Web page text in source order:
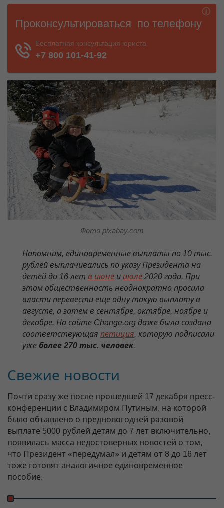
Фото pixabay.com
Напомним, единовременные выплаты по 10 тыс.
рублей выплачивались по указу Президента на
детей до 16 лет в июне и июле 2020 года. При
этом общественность неоднократно просила
власти перевести еще одну такую выплату в
августе, а затем в сентябре, октябре, ноябре и
декабре. На сайте Change.org даже была создана
соответствующая петиция, которую подписали
уже более 270 тыс. человек.
Свежие новости
Почти сразу же после прошедшей 17 декабря пресс-
конференции с Владимиром Путиным, на которой
было объявлено о предновогодней разовой
выплате 5000 рублей детям до 7 лет включительно,
появилась масса недостоверных новостей о том,
что Президент «передумал» и детям от 8 до 16 лет
тоже готовят аналогичное единовременное
пособие.